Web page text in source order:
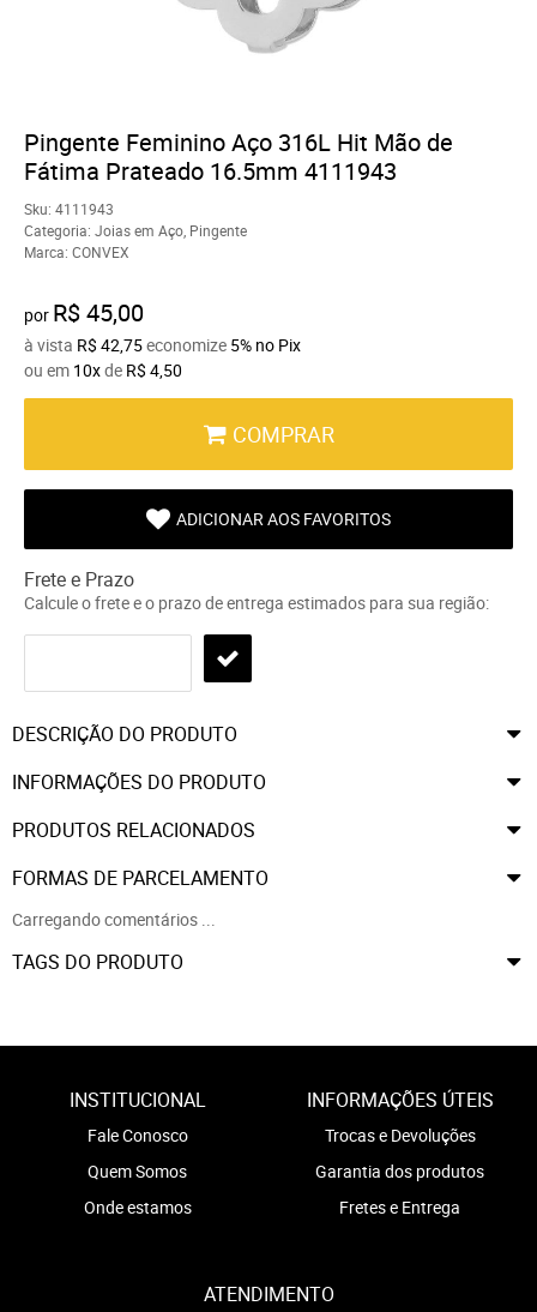
Pingente Feminino Aço 316L Hit Mão de
Fátima Prateado 16.5mm 4111943
Sku: 4111943
Categoria: Joias em Aço Pingente
Marca: CONVEX
por R$ 45,00
à vista R$ 42,75economize 5% no Pix
ou em 10xde R$ 4,50
COMPRAR
ADICIONAR AOS FAVORITOS
Frete e Prazo
Calcule o frete e o prazo de entrega estimados para sua região:
DESCRIÇÃO DO PRODUTO
INFORMAÇÕES DO PRODUTO
PRODUTOS RELACIONADOS
FORMAS DE PARCELAMENTO
Carregando comentários ...
TAGS DO PRODUTO
INSTITUCIONAL
Fale Conosco
Quem Somos
Onde estamos
INFORMAÇÕES ÚTEIS
Trocas e Devoluções
Garantia dos produtos
Fretes e Entrega
ATENDIMENTO